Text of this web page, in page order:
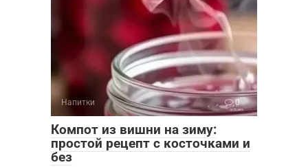
Напитки 0
Компот из вишни на зиму:
простой рецепт с косточками и
без